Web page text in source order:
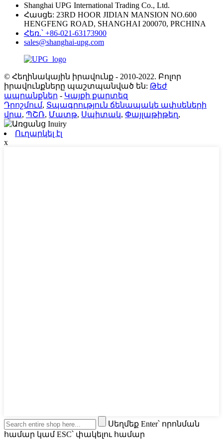
Shanghai UPG International Trading Co., Ltd.
Հասցե: 23RD HOOR JIDIAN MANSION NO.600
HENGFENG ROAD, SHANGHAI 200070, PRCHINA
Հեռ.՝ +86-021-63173900
sales@shanghai-upg.com
© Հեղինակային իրավունք - 2010-2022. Բոլոր
իրավունքները պաշտպանված են: Թեժ
ապրանքներ - Կայքի քարտեզ
Դրոշմում, Տպագրություն ճենապակե ափսեների
վրա, ՊՇՌ, Մատթ, Սպիտակ, Փայլաթիթեղ,
Ուղարկել էլ
x
Սեղմեք Enter՝ որոնման
համար կամ ESC՝ փակելու համար